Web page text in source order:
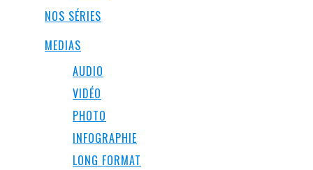
NOS SÉRIES
MEDIAS
AUDIO
VIDÉO
PHOTO
INFOGRAPHIE
LONG FORMAT